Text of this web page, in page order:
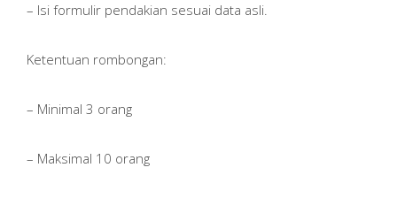
– Isi formulir pendakian sesuai data asli.
Ketentuan rombongan:
– Minimal 3 orang
– Maksimal 10 orang